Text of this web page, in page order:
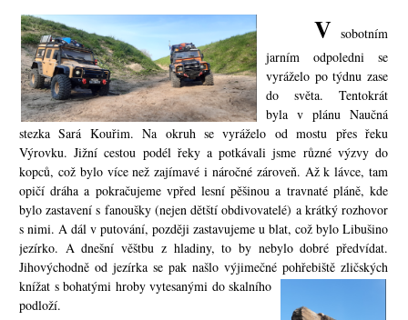
V sobotním
jarním odpoledni se
vyráželo po týdnu zase
do světa. Tentokrát
byla v plánu Naučná
stezka Sará Kouřim. Na okruh se vyráželo od mostu přes řeku
Výrovku. Jižní cestou podél řeky a potkávali jsme různé výzvy do
kopců, což bylo více než zajímavé i náročné zároveň. Až k lávce, tam
opičí dráha a pokračujeme vpřed lesní pěšinou a travnaté pláně, kde
bylo zastavení s fanoušky (nejen dětští obdivovatelé) a krátký rozhovor
s nimi. A dál v putování, později zastavujeme u blat, což bylo Libušino
jezírko. A dnešní věštbu z hladiny, to by nebylo dobré předvídat.
Jihovýchodně od jezírka se pak našlo výjimečné pohřebiště zličských
knížat s bohatými hroby vytesanými do skalního
podloží.